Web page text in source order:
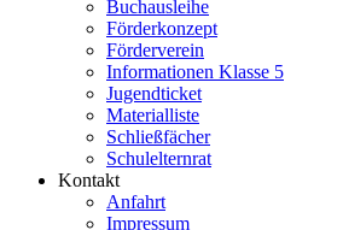
Buchausleihe
Förderkonzept
Förderverein
Informationen Klasse 5
Jugendticket
Materialliste
Schließfächer
Schulelternrat
Kontakt
Anfahrt
Impressum